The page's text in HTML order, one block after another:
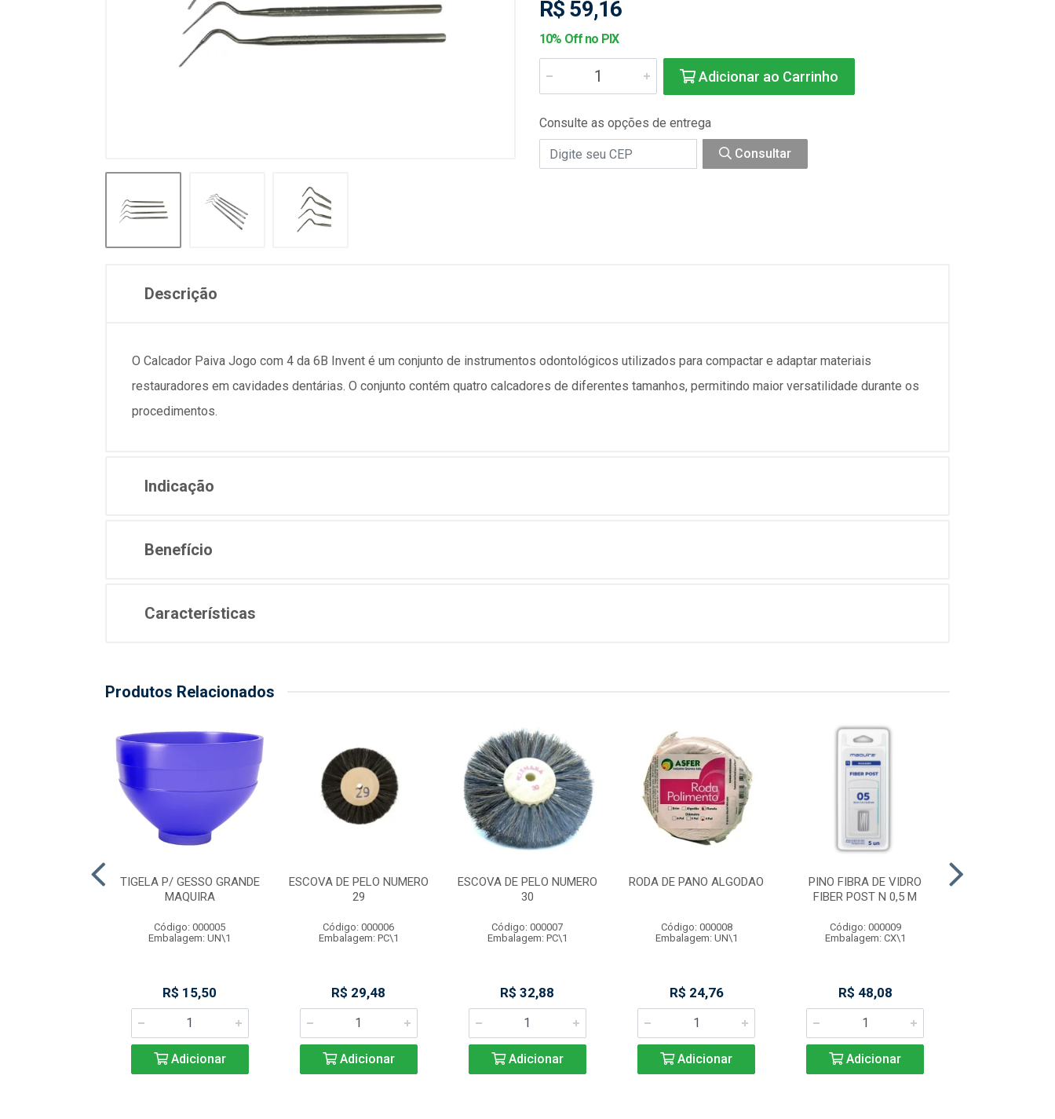
R$ 59,16
10% Off no PIX
Adicionar ao Carrinho
Consulte as opções de entrega
Consultar
Descrição
O Calcador Paiva Jogo com 4 da 6B Invent é um conjunto de instrumentos odontológicos utilizados para compactar e adaptar materiais
restauradores em cavidades dentárias. O conjunto contém quatro calcadores de diferentes tamanhos, permitindo maior versatilidade durante os
procedimentos.
Indicação
Benefício
Características
Produtos Relacionados
TIGELA P/ GESSO GRANDE
MAQUIRA
Código: 000005
Embalagem: UN\1
R$ 15,50
Adicionar
ESCOVA DE PELO NUMERO
29
Código: 000006
Embalagem: PC\1
R$ 29,48
Adicionar
ESCOVA DE PELO NUMERO
30
Código: 000007
Embalagem: PC\1
R$ 32,88
Adicionar
RODA DE PANO ALGODAO
Código: 000008
Embalagem: UN\1
R$ 24,76
Adicionar
PINO FIBRA DE VIDRO
FIBER POST N 0,5 M
Código: 000009
Embalagem: CX\1
R$ 48,08
Adicionar